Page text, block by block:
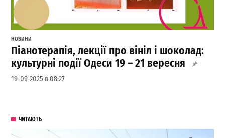
НОВИНИ
Піанотерапія, лекції про вініл і шоколад:
культурні події Одеси 19 – 21 вересня
19-09-2025 в 08:27
ЧИТАЮТЬ